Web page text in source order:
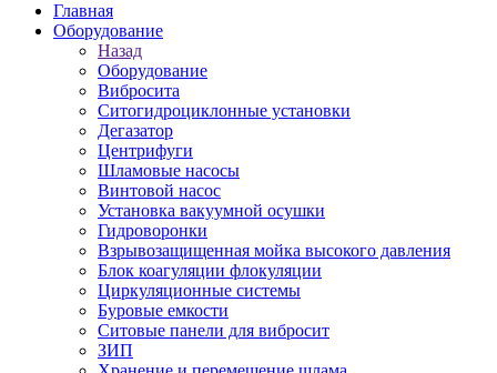
Главная
Оборудование
Назад
Оборудование
Вибросита
Ситогидроциклонные установки
Дегазатор
Центрифуги
Шламовые насосы
Винтовой насос
Установка вакуумной осушки
Гидроворонки
Взрывозащищенная мойка высокого давления
Блок коагуляции флокуляции
Циркуляционные системы
Буровые емкости
Ситовые панели для вибросит
ЗИП